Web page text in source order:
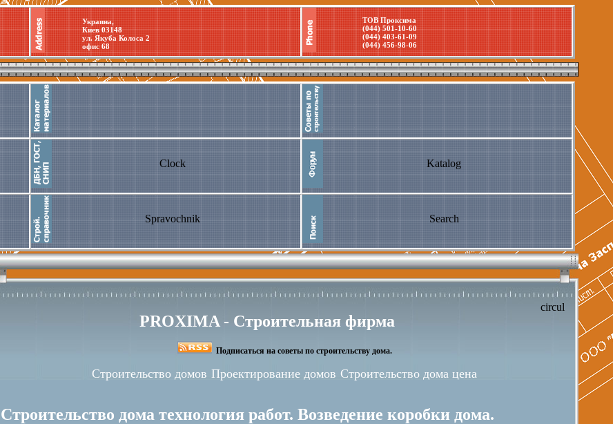
Украина,
Киев 03148
ул. Якуба Колоса 2
офис 68
ТОВ Проксима
(044) 501-10-60
(044) 403-61-09
(044) 456-98-06
Clock Katalog
Spravochnik Search
circul
PROXIMA - Строительная фирма
Подписаться на советы по строительству дома.
Строительство домов Проектирование домов Строительство дома цена
Строительство дома технология работ. Возведение коробки дома.